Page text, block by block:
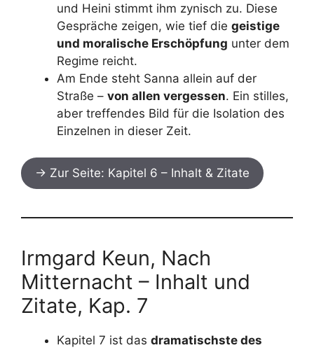
und Heini stimmt ihm zynisch zu. Diese
Gespräche zeigen, wie tief die geistige
und moralische Erschöpfung unter dem
Regime reicht.
Am Ende steht Sanna allein auf der
Straße – von allen vergessen. Ein stilles,
aber treffendes Bild für die Isolation des
Einzelnen in dieser Zeit.
→ Zur Seite: Kapitel 6 – Inhalt & Zitate
Irmgard Keun, Nach
Mitternacht – Inhalt und
Zitate, Kap. 7
Kapitel 7 ist das dramatischste des